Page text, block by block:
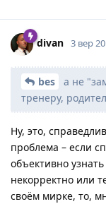
divan 3 вер
bes
а не
тренеру,
Ну, это,
проблема – если
объективно
некорректно или
своём мирке, то,